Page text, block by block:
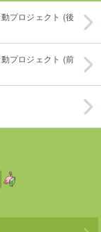
プロジェクト (後
プロジェクト (前